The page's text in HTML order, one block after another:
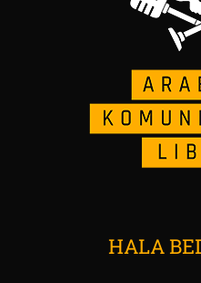
HALA